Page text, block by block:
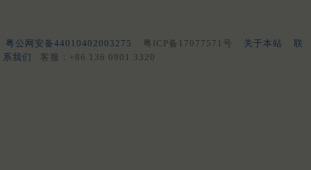
粤公网安备44010402003275 粤ICP备17077571号 关于本站
联
系我们
客服：+86 136 0901 3320